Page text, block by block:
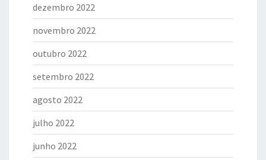
dezembro 2022
novembro 2022
outubro 2022
setembro 2022
agosto 2022
julho 2022
junho 2022